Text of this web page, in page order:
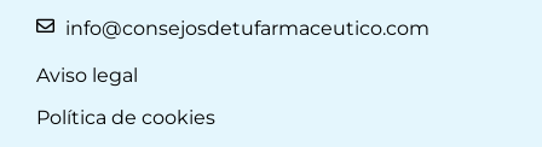
info@consejosdetufarmaceutico.com
Aviso legal
Política de cookies